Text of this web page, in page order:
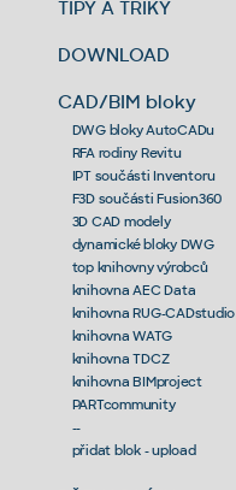
TIPY A TRIKY
DOWNLOAD
CAD/BIM bloky
DWG bloky AutoCADu
RFA rodiny Revitu
IPT součásti Inventoru
F3D součásti Fusion360
3D CAD modely
dynamické bloky DWG
top knihovny výrobců
knihovna AEC Data
knihovna RUG-CADstudio
knihovna WATG
knihovna TDCZ
knihovna BIMproject
PARTcommunity
--
přidat blok - upload